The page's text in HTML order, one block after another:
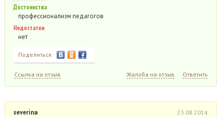
Достоинства
профессионализм педагогов
Недостатки
нет
Поделиться:
Ссылка на отзыв Жалоба на отзыв Ответить
severina 23.08.2014